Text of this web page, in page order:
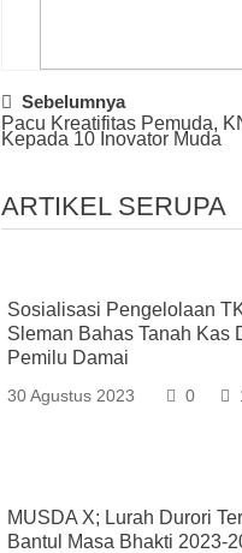
Post
Navigation
Sebelumnya
Pacu Kreatifitas Pemuda,
Kepada 10 Inovator Muda
ARTIKEL SERUPA
Sosialisasi Pengelolaan
Sleman Bahas Tanah Kas
Pemilu Damai
30 Agustus 2023 0
MUSDA X; Lurah Durori
Bantul Masa Bhakti 2023-